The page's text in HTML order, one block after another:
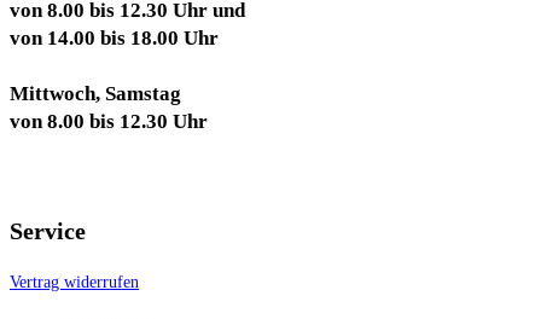
von 8.00 bis 12.30 Uhr und
von 14.00 bis 18.00 Uhr
Mittwoch, Samstag
von 8.00 bis 12.30 Uhr
Service
Vertrag widerrufen